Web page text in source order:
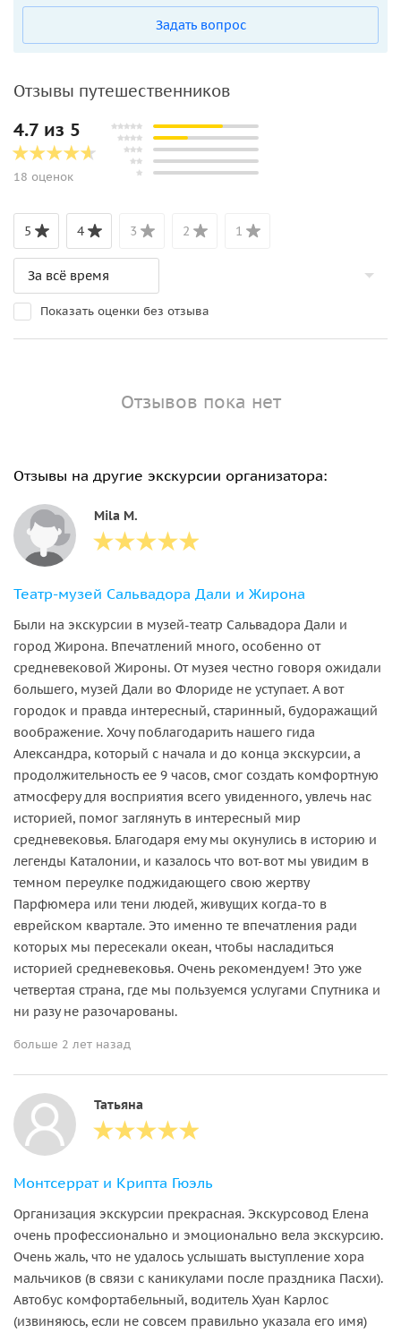
Задать вопрос
Отзывы путешественников
4.7 из 5
18 оценок
5 4 3 2 1
Показать оценки без отзыва
Отзывов пока нет
Отзывы на другие экскурсии организатора:
Mila M.
Театр-музей Сальвадора Дали и Жирона
Были на экскурсии в музей-театр Сальвадора Дали и
город Жирона. Впечатлений много, особенно от
средневековой Жироны. От музея честно говоря ожидали
большего, музей Дали во Флориде не уступает. А вот
городок и правда интересный, старинный, будоражащий
воображение. Хочу поблагодарить нашего гида
Александра, который с начала и до конца экскурсии, а
продолжительность ее 9 часов, смог создать комфортную
атмосферу для восприятия всего увиденного, увлечь нас
историей, помог заглянуть в интересный мир
средневековья. Благодаря ему мы окунулись в историю и
легенды Каталонии, и казалось что вот-вот мы увидим в
темном переулке поджидающего свою жертву
Парфюмера или тени людей, живущих когда-то в
еврейском квартале. Это именно те впечатления ради
которых мы пересекали океан, чтобы насладиться
историей средневековья. Очень рекомендуем! Это уже
четвертая страна, где мы пользуемся услугами Спутника и
ни разу не разочарованы.
больше 2 лет назад
Татьяна
Монтсеррат и Крипта Гюэль
Организация экскурсии прекрасная. Экскурсовод Елена
очень профессионально и эмоционально вела экскурсию.
Очень жаль, что не удалось услышать выступление хора
мальчиков (в связи с каникулами после праздника Пасхи).
Автобус комфортабельный, водитель Хуан Карлос
(извиняюсь, если не совсем правильно указала его имя)